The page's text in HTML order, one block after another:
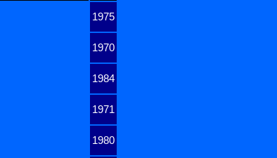
1975
1970
1984
1971
1980